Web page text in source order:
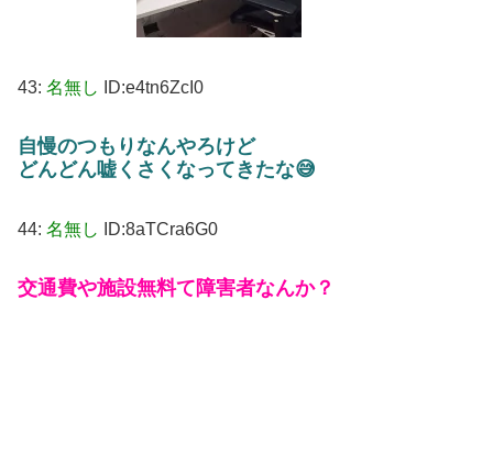
43: 名無し ID:e4tn6ZcI0
自慢のつもりなんやろけど
どんどん嘘くさくなってきたな😅
44: 名無し ID:8aTCra6G0
交通費や施設無料て障害者なんか？